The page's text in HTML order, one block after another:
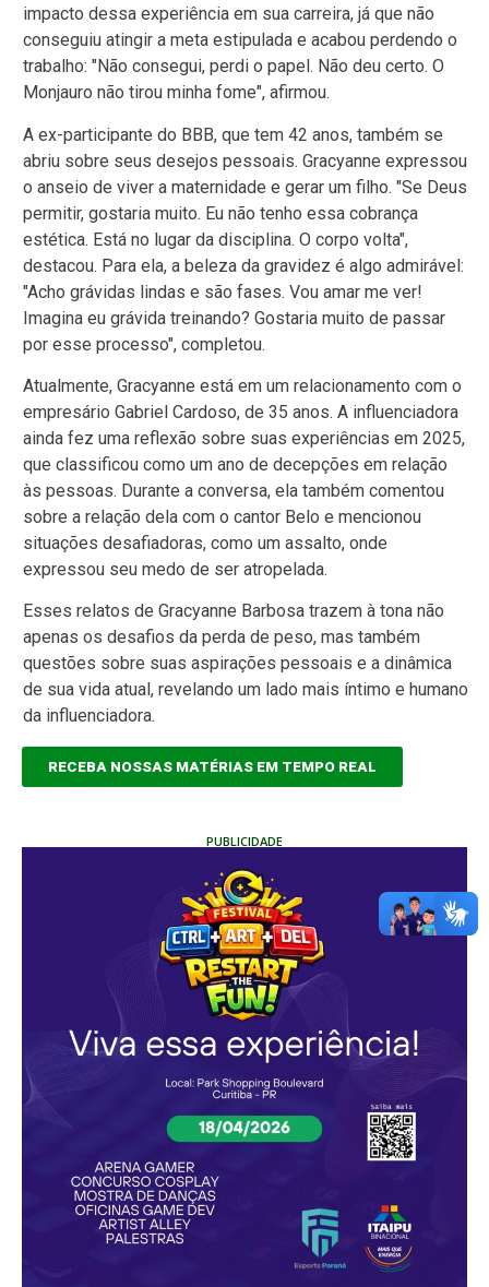
impacto dessa experiência em sua carreira, já que não
conseguiu atingir a meta estipulada e acabou perdendo o
trabalho: "Não consegui, perdi o papel. Não deu certo. O
Monjauro não tirou minha fome", afirmou.
A ex-participante do BBB, que tem 42 anos, também se
abriu sobre seus desejos pessoais. Gracyanne expressou
o anseio de viver a maternidade e gerar um filho. "Se Deus
permitir, gostaria muito. Eu não tenho essa cobrança
estética. Está no lugar da disciplina. O corpo volta",
destacou. Para ela, a beleza da gravidez é algo admirável:
"Acho grávidas lindas e são fases. Vou amar me ver!
Imagina eu grávida treinando? Gostaria muito de passar
por esse processo", completou.
Atualmente, Gracyanne está em um relacionamento com o
empresário Gabriel Cardoso, de 35 anos. A influenciadora
ainda fez uma reflexão sobre suas experiências em 2025,
que classificou como um ano de decepções em relação
às pessoas. Durante a conversa, ela também comentou
sobre a relação dela com o cantor Belo e mencionou
situações desafiadoras, como um assalto, onde
expressou seu medo de ser atropelada.
Esses relatos de Gracyanne Barbosa trazem à tona não
apenas os desafios da perda de peso, mas também
questões sobre suas aspirações pessoais e a dinâmica
de sua vida atual, revelando um lado mais íntimo e humano
da influenciadora.
RECEBA NOSSAS MATÉRIAS EM TEMPO REAL
PUBLICIDADE